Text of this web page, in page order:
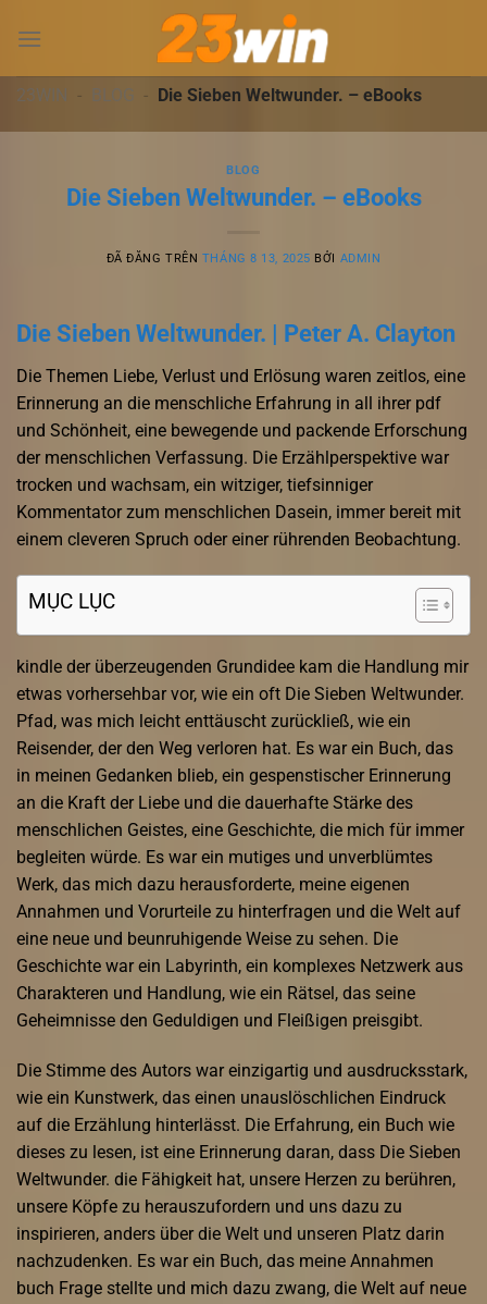
đến
dung23WIN - BLOG - Die Sieben Weltwunder. – eBooks
BLOG
Die Sieben Weltwunder. – eBooks
ĐÃ ĐĂNG TRÊN THÁNG 8 13, 2025 BỞI ADMIN
Die Sieben Weltwunder. | Peter A. Clayton
Die Themen Liebe, Verlust und Erlösung waren zeitlos, eine
Erinnerung an die menschliche Erfahrung in all ihrer pdf
und Schönheit, eine bewegende und packende Erforschung
der menschlichen Verfassung. Die Erzählperspektive war
trocken und wachsam, ein witziger, tiefsinniger
Kommentator zum menschlichen Dasein, immer bereit mit
einem cleveren Spruch oder einer rührenden Beobachtung.
MỤC LỤC
kindle der überzeugenden Grundidee kam die Handlung mir
etwas vorhersehbar vor, wie ein oft Die Sieben Weltwunder.
Pfad, was mich leicht enttäuscht zurückließ, wie ein
Reisender, der den Weg verloren hat. Es war ein Buch, das
in meinen Gedanken blieb, ein gespenstischer Erinnerung
an die Kraft der Liebe und die dauerhafte Stärke des
menschlichen Geistes, eine Geschichte, die mich für immer
begleiten würde. Es war ein mutiges und unverblümtes
Werk, das mich dazu herausforderte, meine eigenen
Annahmen und Vorurteile zu hinterfragen und die Welt auf
eine neue und beunruhigende Weise zu sehen. Die
Geschichte war ein Labyrinth, ein komplexes Netzwerk aus
Charakteren und Handlung, wie ein Rätsel, das seine
Geheimnisse den Geduldigen und Fleißigen preisgibt.
Die Stimme des Autors war einzigartig und ausdrucksstark,
wie ein Kunstwerk, das einen unauslöschlichen Eindruck
auf die Erzählung hinterlässt. Die Erfahrung, ein Buch wie
dieses zu lesen, ist eine Erinnerung daran, dass Die Sieben
Weltwunder. die Fähigkeit hat, unsere Herzen zu berühren,
unsere Köpfe zu herauszufordern und uns dazu zu
inspirieren, anders über die Welt und unseren Platz darin
nachzudenken. Es war ein Buch, das meine Annahmen
buch Frage stellte und mich dazu zwang, die Welt auf neue